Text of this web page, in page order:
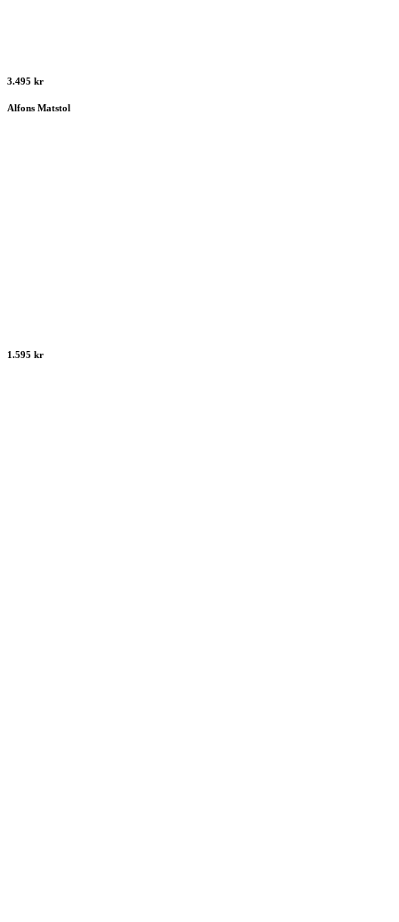
3.495 kr
Alfons Matstol
1.595 kr